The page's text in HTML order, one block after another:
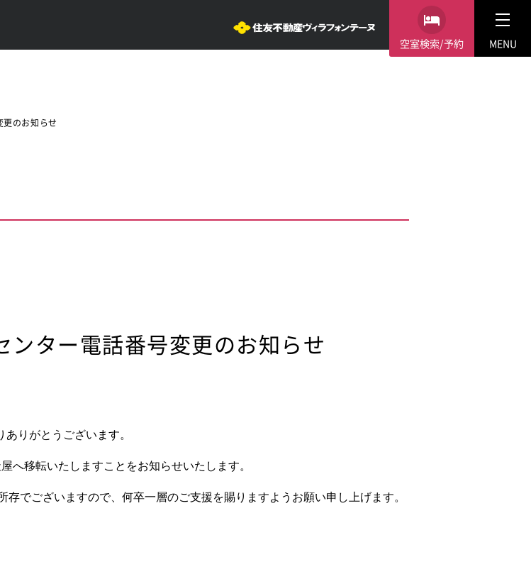
空室検索/予約 MENU
更のお知らせ
ンター電話番号変更のお知らせ
りがとうございます。
へ移転いたしますことをお知らせいたします。
でございますので、何卒一層のご支援を賜りますようお願い申し上げます。